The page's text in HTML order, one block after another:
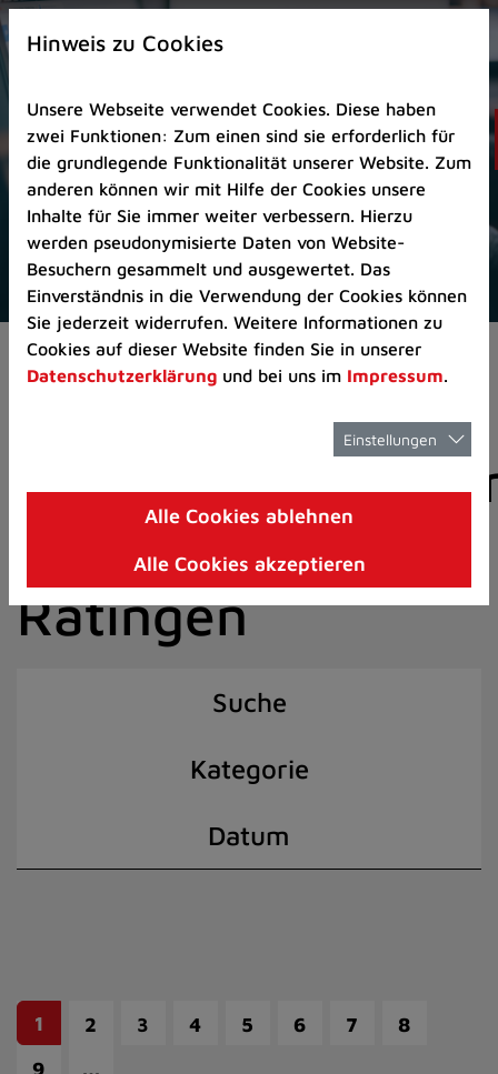
Zur
Startseite
Zum
Seitenanfang
springen
(Schnelltaste
A)
Zur
Navigation/Menü
springen
(Schnelltaste
M)
Zur
8)
I)
Aktuelles Pressemitteilungen
der Stadt
Ratingen
Suche
Kategorie
Datum
1 2 3 4 5 6 7
8
9
…
Hinweis zu Cookies
Unsere Webseite verwendet Cookies. Diese haben
zwei Funktionen: Zum einen sind sie erforderlich für
die grundlegende Funktionalität unserer Website. Zum
anderen können wir mit Hilfe der Cookies unsere
Inhalte für Sie immer weiter verbessern. Hierzu
werden pseudonymisierte Daten von Website-
Besuchern gesammelt und ausgewertet. Das
Einverständnis in die Verwendung der Cookies können
Sie jederzeit widerrufen. Weitere Informationen zu
Cookies auf dieser Website finden Sie in unserer
Datenschutzerklärung und bei uns im Impressum.
Einstellungen
Alle Cookies ablehnen
Alle Cookies akzeptieren